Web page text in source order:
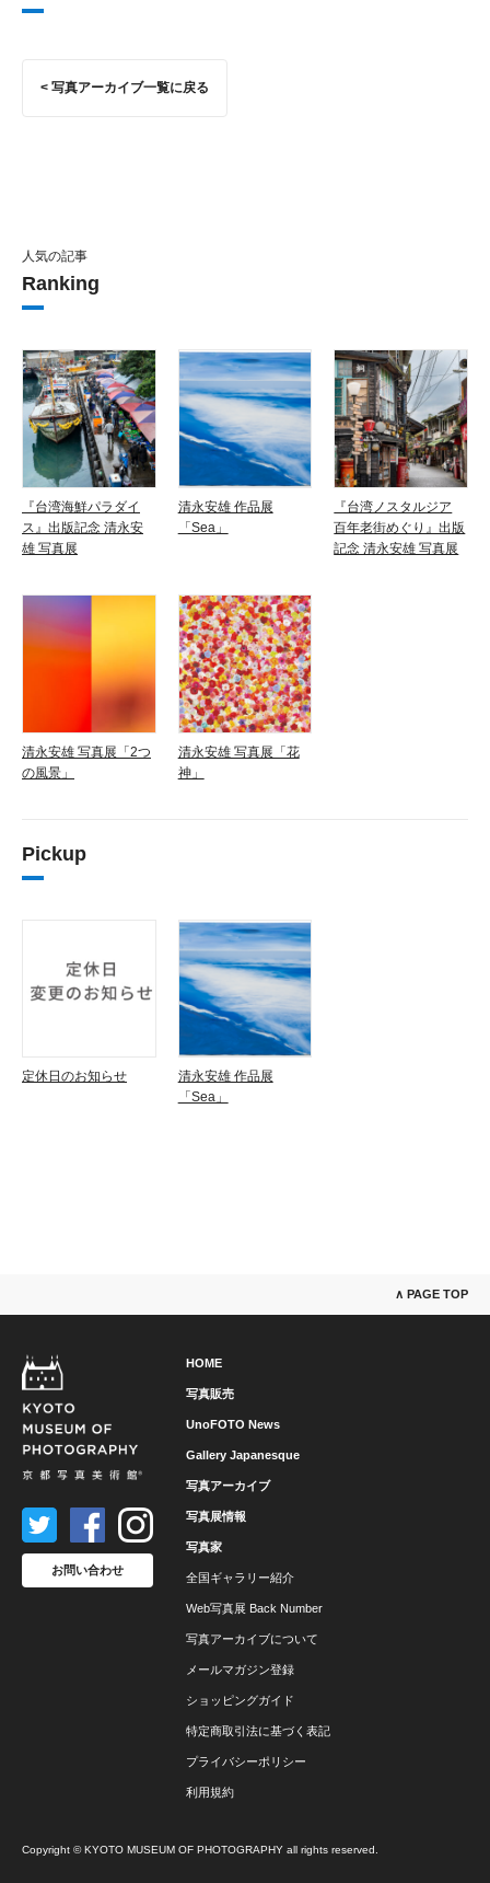
< 写真アーカイブ一覧に戻る
人気の記事
Ranking
『台湾海鮮パラダイ
ス』出版記念 清永安
雄 写真展
清永安雄 作品展
「Sea」
『台湾ノスタルジア
百年老街めぐり』出版
記念 清永安雄 写真展
清永安雄 写真展「2つ
の風景」
清永安雄 写真展「花
神」
Pickup
定休日のお知らせ
清永安雄 作品展
「Sea」
∧ PAGE TOP
HOME
写真販売
UnoFOTO News
Gallery Japanesque
写真アーカイブ
写真展情報
写真家
全国ギャラリー紹介
Web写真展 Back Number
写真アーカイブについて
メールマガジン登録
ショッピングガイド
特定商取引法に基づく表記
プライバシーポリシー
利用規約
お問い合わせ
Copyright © KYOTO MUSEUM OF PHOTOGRAPHY all rights reserved.